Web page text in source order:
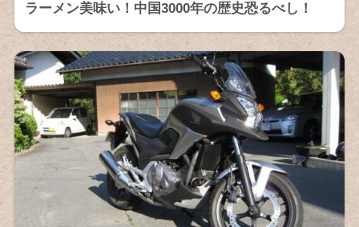
ラーメン美味い！中国3000年の歴史恐るべし！